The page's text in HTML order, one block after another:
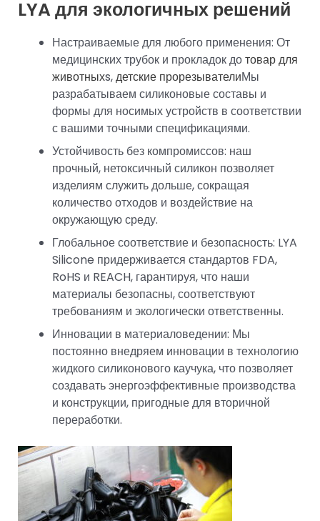
LYA для экологичных решений
Настраиваемые для любого применения: От
медицинских трубок и прокладок дотовар для
животныхs,детские прорезывателиМы
разрабатываем силиконовые составы и
формы для носимых устройств в соответствии
с вашими точными спецификациями.
Устойчивость без компромиссов: наш
прочный, нетоксичный силикон позволяет
изделиям служить дольше, сокращая
количество отходов и воздействие на
окружающую среду.
Глобальное соответствие и безопасность: LYA
Silicone придерживается стандартов FDA,
RoHS и REACH, гарантируя, что наши
материалы безопасны, соответствуют
требованиям и экологически ответственны.
Инновации в материаловедении: Мы
постоянно внедряем инновации в технологию
жидкого силиконового каучука, что позволяет
создавать энергоэффективные производства
и конструкции, пригодные для вторичной
переработки.